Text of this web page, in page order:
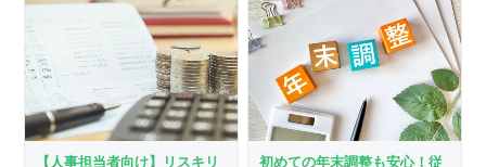
【人事担当者向け】リスキリ
初めての年末調整も安心！従